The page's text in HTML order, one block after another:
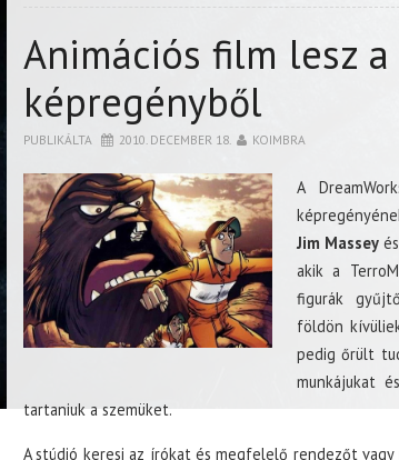
Animációs film lesz
képregényből
PUBLIKÁLTA 2010. DECEMBER 18. KOIMBRA
A
Jim Masseyés
akik a
figurák
földön
pedig őrült
munkájukat
tartaniuk a szemüket.
A stúdió keresi az írókat és megfelelő rendezőt